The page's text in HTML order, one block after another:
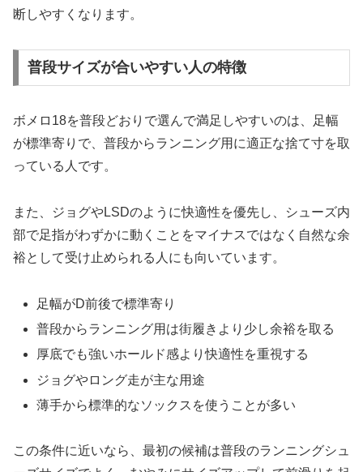
断しやすくなります。
普段サイズが合いやすい人の特徴
ボメロ18を普段どおりで選んで満足しやすいのは、足幅
が標準寄りで、普段からランニング用に適正な捨て寸を取
っている人です。
また、ジョグやLSDのように快適性を優先し、シューズ内
部で足指がわずかに動くことをマイナスではなく自然な余
裕として受け止められる人にも向いています。
足幅がD前後で標準寄り
普段からランニング用は街履きより少し余裕を取る
厚底でも強いホールド感より快適性を重視する
ジョグやロング走が主な用途
薄手から標準的なソックスを使うことが多い
この条件に近いなら、最初の候補は普段のランニングシュ